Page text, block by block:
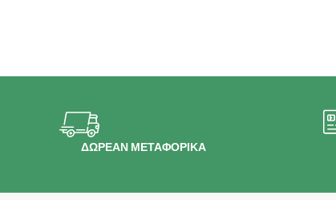
ΔΩΡΕΑΝ ΜΕΤΑΦΟΡΙΚΑ